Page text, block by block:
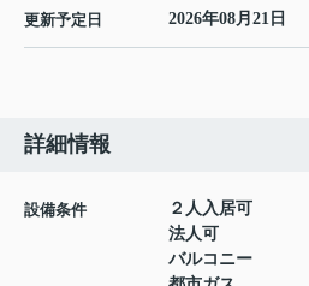
更新予定日 2026年08月21日
詳細情報
設備条件
２人入居可
法人可
バルコニー